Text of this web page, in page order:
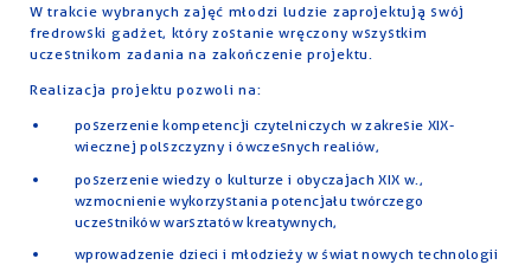
W trakcie wybranych zajęć młodzi ludzie zaprojektują swój
fredrowski gadżet, który zostanie wręczony wszystkim
uczestnikom zadania na zakończenie projektu.
Realizacja projektu pozwoli na:
poszerzenie kompetencji czytelniczych w zakresie XIX-
wiecznej polszczyzny i ówczesnych realiów,
poszerzenie wiedzy o kulturze i obyczajach XIX w.,
wzmocnienie wykorzystania potencjału twórczego
uczestników warsztatów kreatywnych,
wprowadzenie dzieci i młodzieży w świat nowych technologii